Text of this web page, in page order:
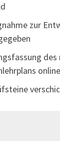
zur
des
online